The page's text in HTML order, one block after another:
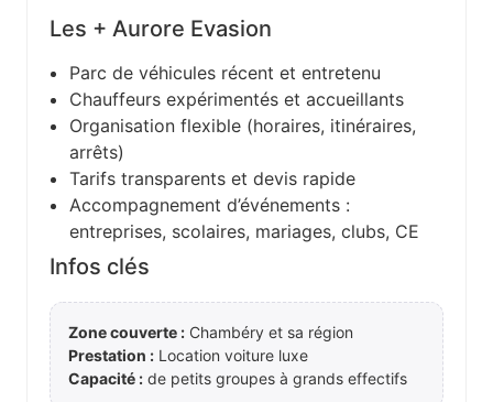
Les + Aurore Evasion
Parc de véhicules récent et entretenu
Chauffeurs expérimentés et accueillants
Organisation flexible (horaires, itinéraires,
arrêts)
Tarifs transparents et devis rapide
Accompagnement d’événements :
entreprises, scolaires, mariages, clubs, CE
Infos clés
Zone couverte : Chambéry et sa région
Prestation : Location voiture luxe
Capacité : de petits groupes à grands effectifs